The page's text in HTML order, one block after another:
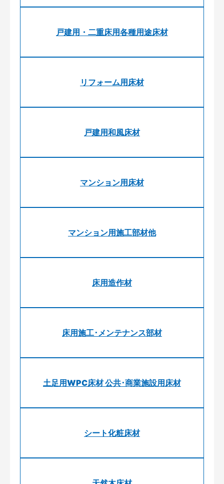
戸建用・二重床用各種用途床材
リフォーム用床材
戸建用和風床材
マンション用床材
マンション用施工部材他
床用造作材
床用施工･メンテナンス部材
土足用WPC床材 公共･商業施設用床材
シート化粧床材